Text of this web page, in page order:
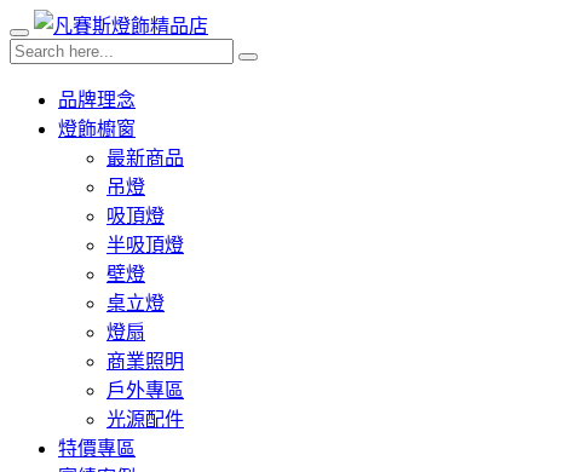
品牌理念
燈飾櫥窗
最新商品
吊燈
吸頂燈
半吸頂燈
壁燈
桌立燈
燈扇
商業照明
戶外專區
光源配件
特價專區